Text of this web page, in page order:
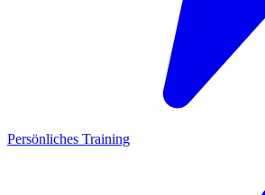
Persönliches Training